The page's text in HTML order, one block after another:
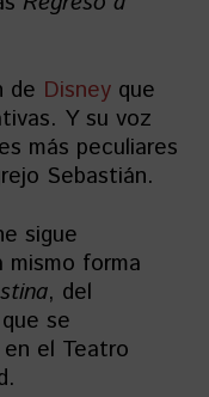
de Disney que
Y su voz
más peculiares
Sebastián.
sigue
mismo forma
, del
se
el Teatro